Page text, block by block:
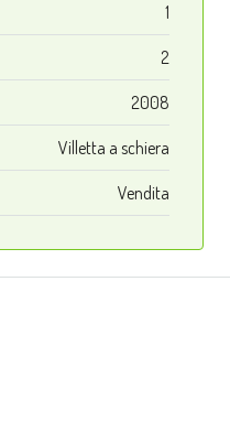
1
2
2008
Villetta a schiera
Vendita